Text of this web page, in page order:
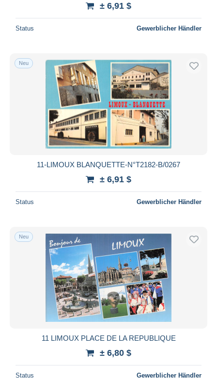
± 6,91 $
Status Gewerblicher Händler
Neu
11-LIMOUX BLANQUETTE-N°T2182-B/0267
± 6,91 $
Status Gewerblicher Händler
Neu
11 LIMOUX PLACE DE LA REPUBLIQUE
± 6,80 $
Status Gewerblicher Händler